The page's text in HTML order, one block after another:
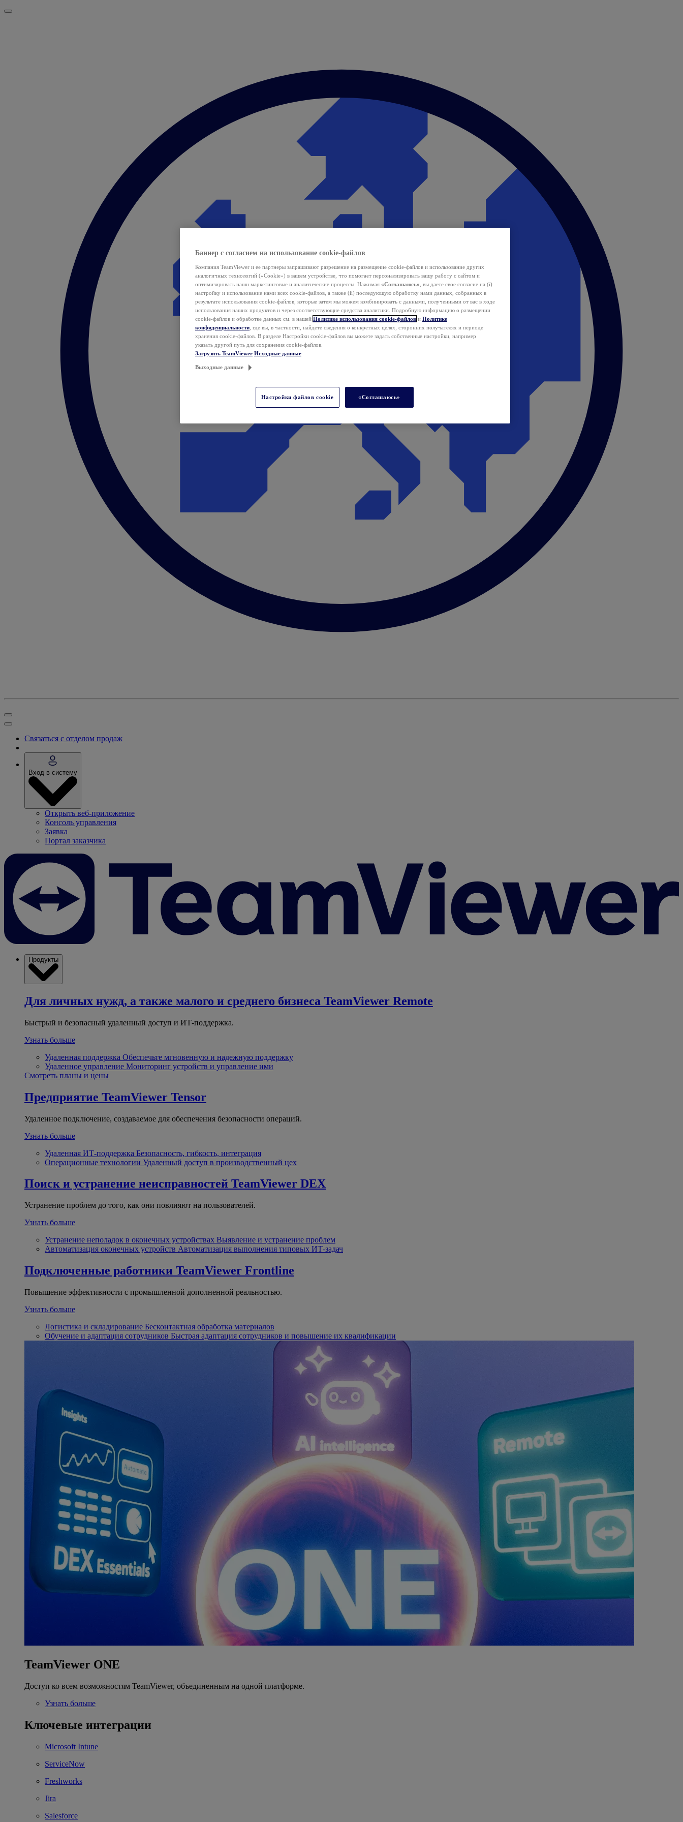
Связаться с отделом продаж
Вход в систему
Открыть веб-приложение
Консоль управления
Заявка
Портал заказчика
Продукты
Для личных нужд, а также малого и среднего бизнеса TeamViewer Remote
Быстрый и безопасный удаленный доступ и ИТ-поддержка.
Узнать больше
Удаленная поддержка Обеспечьте мгновенную и надежную поддержку
Удаленное управление Мониторинг устройств и управление ими
Смотреть планы и цены
Предприятие TeamViewer Tensor
Удаленное подключение, создаваемое для обеспечения безопасности операций.
Узнать больше
Удаленная ИТ-поддержка Безопасность, гибкость, интеграция
Операционные технологии Удаленный доступ в производственный цех
Поиск и устранение неисправностей TeamViewer DEX
Устранение проблем до того, как они повлияют на пользователей.
Узнать больше
Устранение неполадок в оконечных устройствах Выявление и устранение проблем
Автоматизация оконечных устройств Автоматизация выполнения типовых ИТ-задач
Подключенные работники TeamViewer Frontline
Повышение эффективности с промышленной дополненной реальностью.
Узнать больше
Логистика и складирование Бесконтактная обработка материалов
Обучение и адаптация сотрудников Быстрая адаптация сотрудников и повышение их квалификации
TeamViewer ONE
Доступ ко всем возможностям TeamViewer, объединенным на одной платформе.
Узнать больше
Ключевые интеграции
Microsoft Intune
ServiceNow
Freshworks
Jira
Salesforce
Баннер с согласием на использование cookie-файлов
Компания TeamViewer и ее партнеры запрашивают разрешение на размещение cookie-файлов и использование других
аналогичных технологий («Cookie») в вашем устройстве, что помогает персонализировать вашу работу с сайтом и
оптимизировать наши маркетинговые и аналитические процессы. Нажимая «Соглашаюсь» , вы даете свое согласие на (i)
настройку и использование нами всех cookie-файлов, а также (ii) последующую обработку нами данных, собранных в
результате использования cookie-файлов, которые затем мы можем комбинировать с данными, полученными от вас в ходе
использования наших продуктов и через соответствующие средства аналитики. Подробную информацию о размещении
cookie-файлов и обработке данных см. в нашей Политике использования cookie-файлов и Политике
конфиденциальности , где вы, в частности, найдете сведения о конкретных целях, сторонних получателях и периоде
хранения cookie-файлов. В разделе Настройки cookie-файлов вы можете задать собственные настройки, например
указать другой путь для сохранения cookie-файлов.
Загрузить TeamViewer Исходные данные
Выходные данные
Настройки файлов cookie «Соглашаюсь»